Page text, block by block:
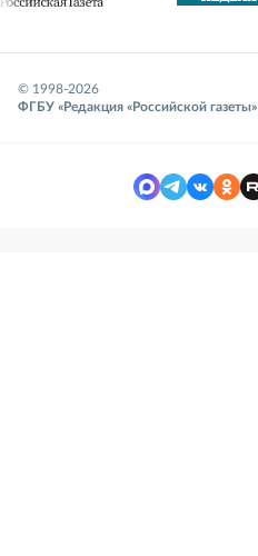
© 1998-2026
ФГБУ «Редакция «Российской газеты»